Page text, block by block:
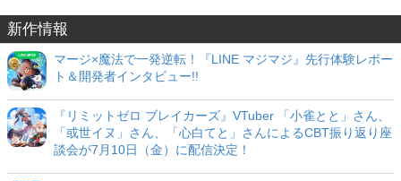
新作情報
マージ×魔法で一発逆転！『LINE マジマジ』先行体験レポー
ト＆開発者インタビュー!!
『リミットゼロ ブレイカーズ』VTuber 「小雀とと」さん、
「或世イヌ」さん、「心白てと」さんによるCBT振り返り座
談会が7月10日（金）に配信決定！